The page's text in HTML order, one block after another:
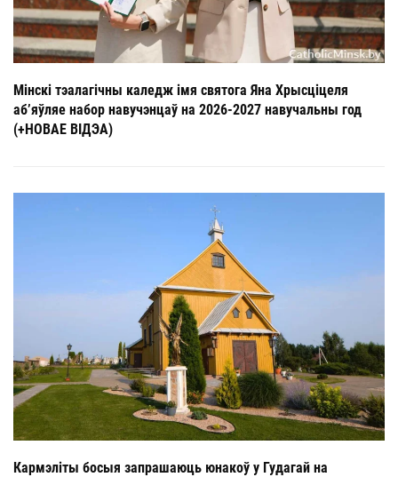
Мінскі тэалагічны каледж імя святога Яна Хрысціцеля
аб’яўляе набор навучэнцаў на 2026-2027 навучальны год
(+НОВАЕ ВІДЭА)
Кармэліты босыя запрашаюць юнакоў у Гудагай на